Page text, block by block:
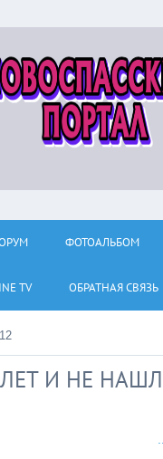
ФОТОАЛЬБОМ
TV ОБРАТНАЯ СВЯЗЬ
12
И НЕ